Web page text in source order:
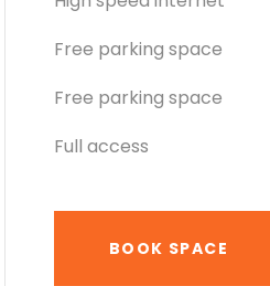
Free parking space
Free parking space
Full access
BOOK SPACE